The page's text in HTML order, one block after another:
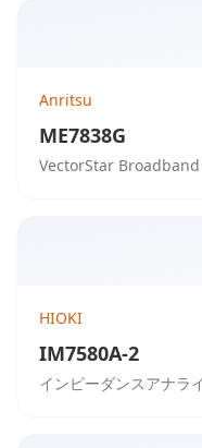
Anritsu
ME7838G
VectorStar Broadband
HIOKI
IM7580A-2
インピーダンスアナラ